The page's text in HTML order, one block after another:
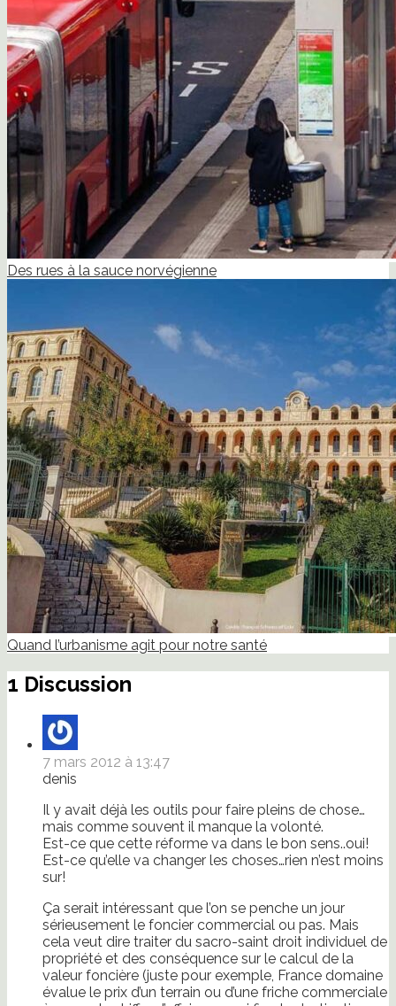
Des rues à la sauce norvégienne
Quand l’urbanisme agit pour notre santé
1 Discussion
7 mars 2012 à 13:47
denis
Il y avait déjà les outils pour faire pleins de chose…
mais comme souvent il manque la volonté.
Est-ce que cette réforme va dans le bon sens..oui!
Est-ce qu’elle va changer les choses…rien n’est moins
sur!
Ça serait intéressant que l’on se penche un jour
sérieusement le foncier commercial ou pas. Mais
cela veut dire traiter du sacro-saint droit individuel de
propriété et des conséquence sur le calcul de la
valeur foncière (juste pour exemple, France domaine
évalue le prix d’un terrain ou d’une friche commerciale